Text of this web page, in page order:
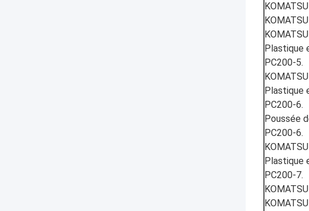
Plastique
PC200-5.
Plastique
PC200-6.
Poussée
PC200-6.
Plastique
PC200-7.